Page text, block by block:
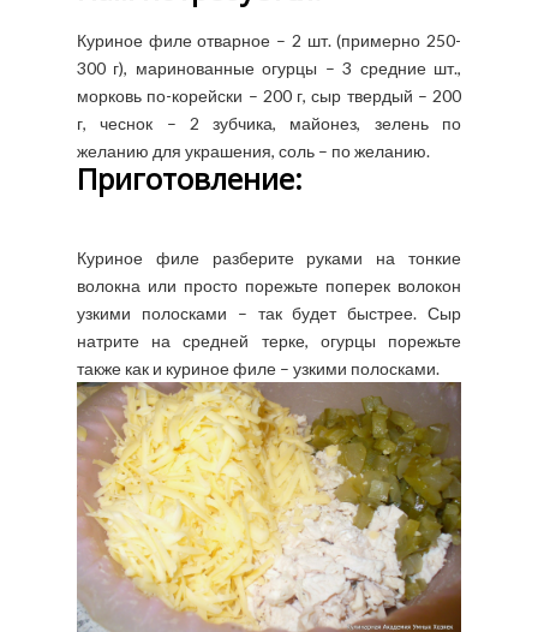
Куриное филе отварное – 2 шт. (примерно 250-
300 г), маринованные огурцы – 3 средние шт.,
морковь по-корейски – 200 г, сыр твердый – 200
г, чеснок – 2 зубчика, майонез, зелень по
желанию для украшения, соль – по желанию.
Приготовление:
Куриное филе разберите руками на тонкие
волокна или просто порежьте поперек волокон
узкими полосками – так будет быстрее. Сыр
натрите на средней терке, огурцы порежьте
также как и куриное филе – узкими полосками.